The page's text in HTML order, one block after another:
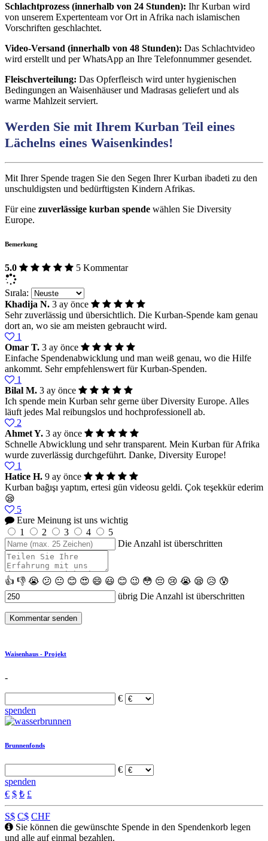
Schlachtprozess (innerhalb von 24 Stunden): Ihr Kurban wird
von unserem Expertenteam vor Ort in Afrika nach islamischen
Vorschriften geschlachtet.
Video-Versand (innerhalb von 48 Stunden): Das Schlachtvideo
wird erstellt und per WhatsApp an Ihre Telefonnummer gesendet.
Fleischverteilung: Das Opferfleisch wird unter hygienischen
Bedingungen an Waisenhäuser und Madrasas geliefert und als
warme Mahlzeit serviert.
Werden Sie mit Ihrem Kurban Teil eines
Lächelns eines Waisenkindes!
Mit Ihrer Spende tragen Sie den Segen Ihrer Kurban ibadeti zu den
unschuldigsten und bedürftigsten Kindern Afrikas.
Für eine zuverlässige kurban spende wählen Sie Diversity
Europe.
Bemerkung
5.0 5 Kommentar
Sırala:
Khadija N. 3 ay önce
Sehr zuverlässig und übersichtlich. Die Kurban-Spende kam genau
dort an, wo sie am meisten gebraucht wird.
1
Omar T. 3 ay önce
Einfache Spendenabwicklung und man weiß genau, wo die Hilfe
ankommt. Sehr empfehlenswert für Kurban-Spenden.
1
Bilal M. 3 ay önce
Ich spende mein Kurban sehr gerne über Diversity Europe. Alles
läuft jedes Mal reibungslos und hochprofessionell ab.
2
Ahmet Y. 3 ay önce
Schnelle Abwicklung und sehr transparent. Mein Kurban für Afrika
wurde zuverlässig durchgeführt. Danke, Diversity Europe!
1
Hatice H. 9 ay önce
Kurban bağışı yaptım, ertesi gün videosu geldi. Çok teşekkür ederim
😪
5
Eure Meinung ist uns wichtig
1
2 3 4
5
Die Anzahl ist überschritten
👍 👎 😭 😕 😐 😊 😍 😄 😃 😊 😉 😳 😔 😢 😭 😪 😥 😰
übrig Die Anzahl ist überschritten
Kommentar senden
Waisenhaus - Projekt
-
€
spenden
Brunnenfonds
€
spenden
€ $ ₺ £
S$ C$ CHF
Sie können die gewünschte Spende in den Spendenkorb legen
und alle auf einmal bezahlen.